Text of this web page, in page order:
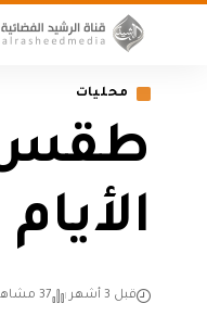
محليات
طقس
قبل 3 أشهر 37 مشاهدات